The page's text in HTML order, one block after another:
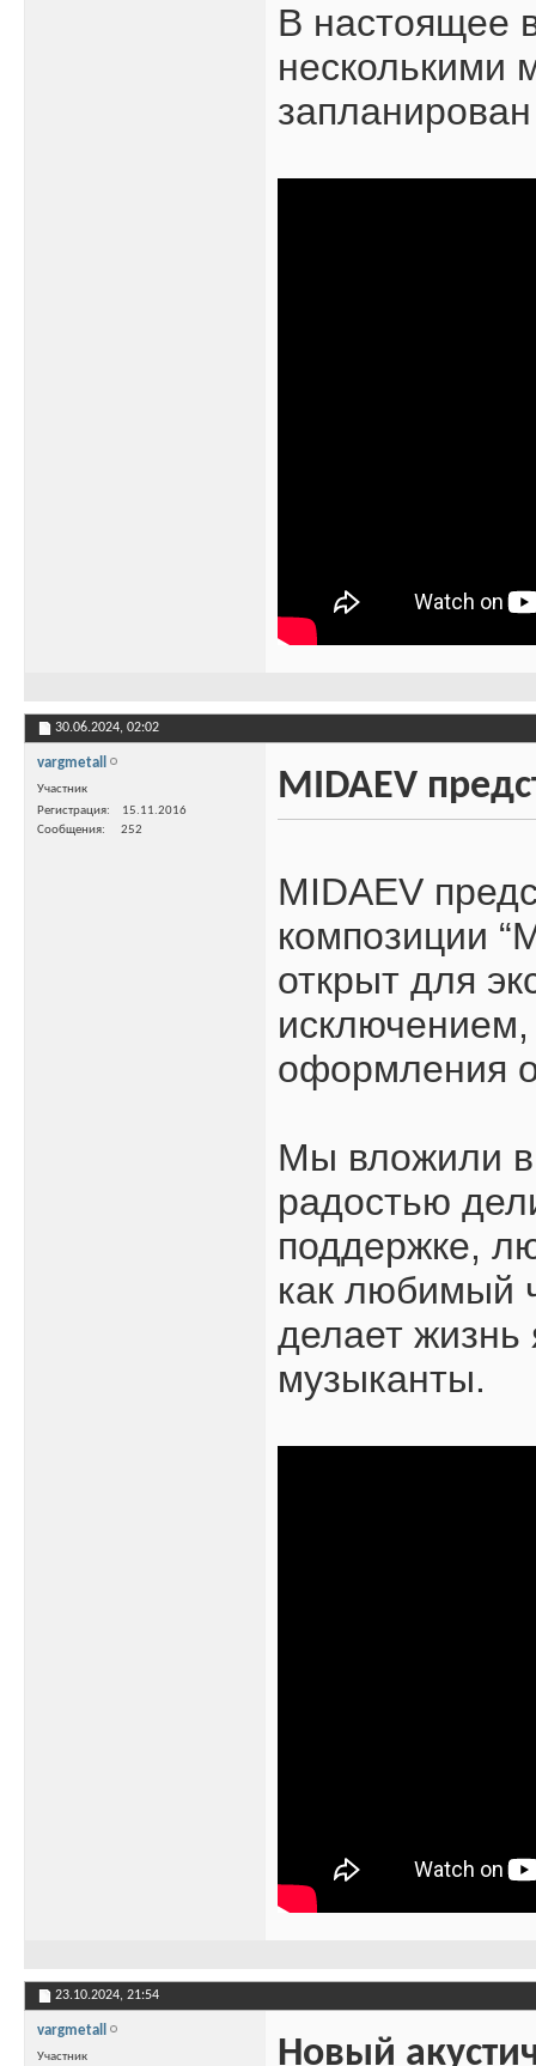
В настоящее
несколькими
30.06.2024, 02:02
vargmetall
Участник
Регистрация
15.11.2016
Сообщения
252
MIDAEV
MIDAEV
композиции
открыт для
исключением,
оформления
Мы вложили в
радостью
поддержке,
как любимый
делает жизнь
музыканты.
23.10.2024, 21:54
vargmetall
Участник Новый